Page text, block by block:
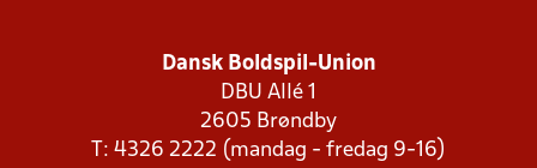
Dansk Boldspil-Union
DBU Allé 1
2605 Brøndby
T: 4326 2222 (mandag - fredag 9-16)